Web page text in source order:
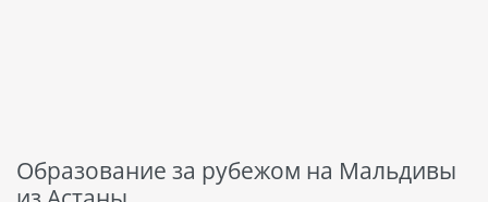
Образование за рубежом на Мальдивы